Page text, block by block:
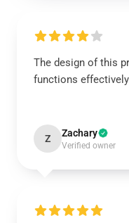
The design of this
functions
Z Zachary
Verified owner